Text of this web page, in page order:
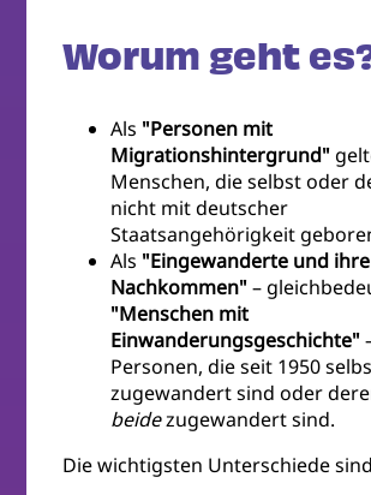
Worum geht
Als "Personen mit
Migrationshintergrund"
Menschen, die selbst oder
nicht mit deutscher
Staatsangehörigkeit
Als "Eingewanderte und ihre
Nachkommen"–
"Menschen mit
Einwanderungsgeschichte"
Personen, die seit 1950
zugewandert sind oder
beidezugewandert sind.
Die wichtigsten Unterschiede